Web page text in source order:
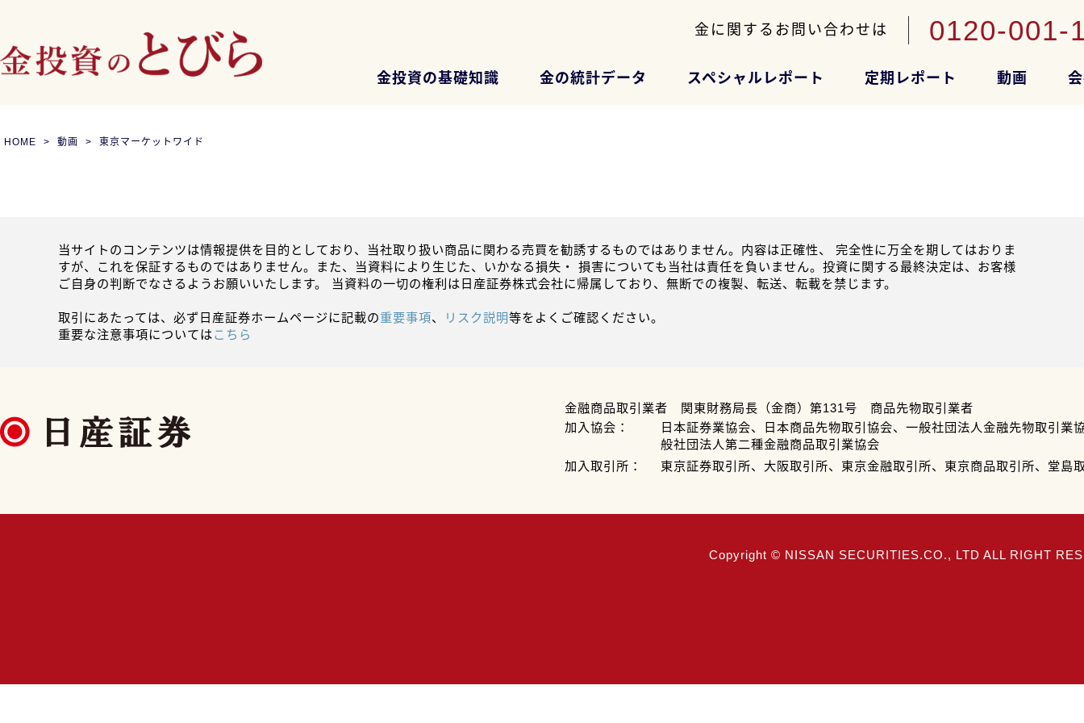
金に関するお問い合わせは 0120-001-
金投資の基礎知識 金の統計データ スペシャルレポート 定期レポート 動画
HOME 動画 東京マーケットワイド
当サイトのコンテンツは情報提供を目的としており、当社取り扱い商品に関わる売買を勧誘するものではありません。内容は正確性、 完全性に万全を期してはおりま
すが、これを保証するものではありません。また、当資料により生じた、いかなる損失・ 損害についても当社は責任を負いません。投資に関する最終決定は、お客様
ご自身の判断でなさるようお願いいたします。 当資料の一切の権利は日産証券株式会社に帰属しており、無断での複製、転送、転載を禁じます。
取引にあたっては、必ず日産証券ホームページに記載の重要事項、 リスク説明等をよくご確認ください。
重要な注意事項についてはこちら
金融商品取引業者 関東財務局長（金商）第131号 商品先物取引業者
加入協会：
日本証券業協会、日本商品先物取引協会、一般社団法人金融先物取引業
般社団法人第二種金融商品取引業協会
加入取引所：
東京証券取引所、大阪取引所、東京金融取引所、東京商品取引所、堂島
Copyright © NISSAN SECURITIES.CO., LTD ALL RIGHT